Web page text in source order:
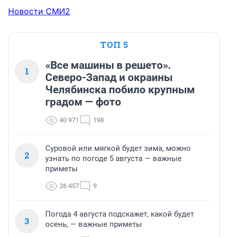
Новости СМИ2
ТОП 5
1
«Все машины в решето».
Северо-Запад и окраины
Челябинска побило крупным
градом — фото
40 971 198
2
Суровой или мягкой будет зима, можно
узнать по погоде 5 августа — важные
приметы
26 457 9
3
Погода 4 августа подскажет, какой будет
осень, — важные приметы